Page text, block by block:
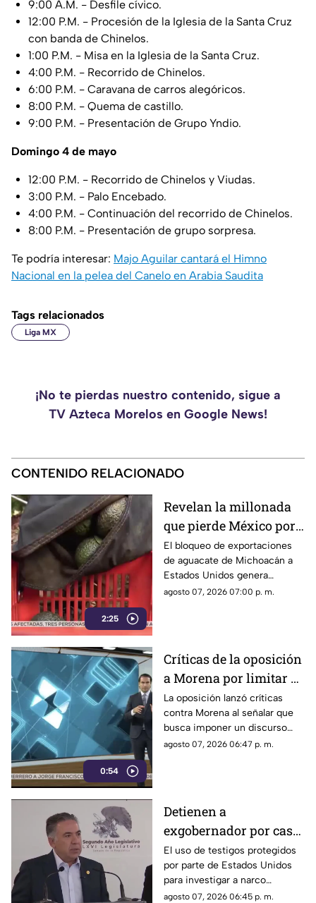
9:00 A.M. - Desfile cívico.
12:00 P.M. - Procesión de la Iglesia de la Santa Cruz
con banda de Chinelos.
1:00 P.M. - Misa en la Iglesia de la Santa Cruz.
4:00 P.M. - Recorrido de Chinelos.
6:00 P.M. - Caravana de carros alegóricos.
8:00 P.M. - Quema de castillo.
9:00 P.M. - Presentación de Grupo Yndio.
Domingo 4 de mayo
12:00 P.M. - Recorrido de Chinelos y Viudas.
3:00 P.M. - Palo Encebado.
4:00 P.M. - Continuación del recorrido de Chinelos.
8:00 P.M. - Presentación de grupo sorpresa.
Te podría interesar: Majo Aguilar cantará el Himno
Nacional en la pelea del Canelo en Arabia Saudita
Tags relacionados
Liga MX
¡No te pierdas nuestro contenido, sigue a
TV Azteca Morelos en Google News!
CONTENIDO RELACIONADO
2:25
Revelan la millonada
que pierde México por
el bloqueo de Estados
Unidos al aguacate de
Michoacán
El bloqueo de exportaciones
de aguacate de Michoacán a
Estados Unidos genera
pérdidas millonarias.
agosto 07, 2026 07:00 p. m.
0:54
Críticas de la oposición
a Morena por limitar el
debate político
La oposición lanzó críticas
contra Morena al señalar que
busca imponer un discurso
único y limitar las voces que
agosto 07, 2026 06:47 p. m.
Detienen a
exgobernador por caso
Ayotzinapa y desaforan
a alcaldes
El uso de testigos protegidos
por parte de Estados Unidos
para investigar a narco
políticos ha sido cuestionado
agosto 07, 2026 06:45 p. m.